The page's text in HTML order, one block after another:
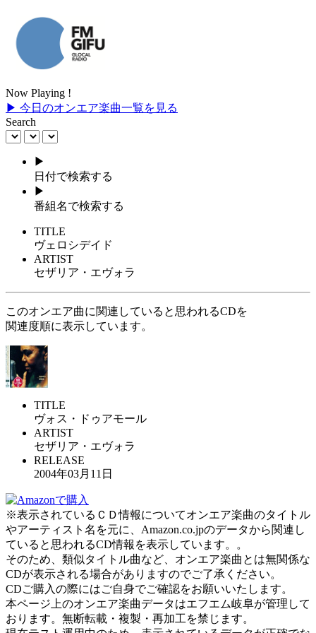
Now Playing !
▶ 今日のオンエア楽曲一覧を見る
Search
▶
日付で検索する
▶
番組名で検索する
TITLE
ヴェロシデイド
ARTIST
セザリア・エヴォラ
このオンエア曲に関連していると思われるCDを
関連度順に表示しています。
TITLE
ヴォス・ドゥアモール
ARTIST
セザリア・エヴォラ
RELEASE
2004年03月11日
※表示されているＣＤ情報についてオンエア楽曲のタイトル
やアーティスト名を元に、Amazon.co.jpのデータから関連し
ていると思われるCD情報を表示しています。。
そのため、類似タイトル曲など、オンエア楽曲とは無関係な
CDが表示される場合がありますのでご了承ください。
CDご購入の際にはご自身でご確認をお願いいたします。
本ページ上のオンエア楽曲データはエフエム岐阜が管理して
おります。無断転載・複製・再加工を禁じます。